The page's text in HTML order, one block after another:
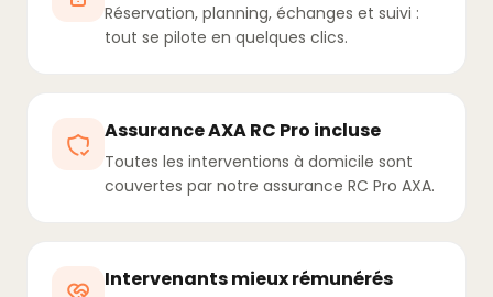
Réservation, planning, échanges et suivi :
tout se pilote en quelques clics.
Assurance AXA RC Pro incluse
Toutes les interventions à domicile sont
couvertes par notre assurance RC Pro AXA.
Intervenants mieux rémunérés